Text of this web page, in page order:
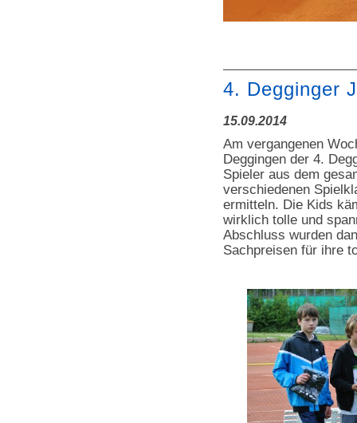
4. Degginger
15.09.2014
Am vergangenen
Deggingen der 4.
Spieler aus dem
verschiedenen
ermitteln. Die Kids
wirklich tolle und
Abschluss wurden
Sachpreisen für ihre